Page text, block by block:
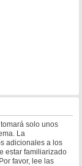
solo unos
La
adicionales a los
estar familiarizado
favor, lee las